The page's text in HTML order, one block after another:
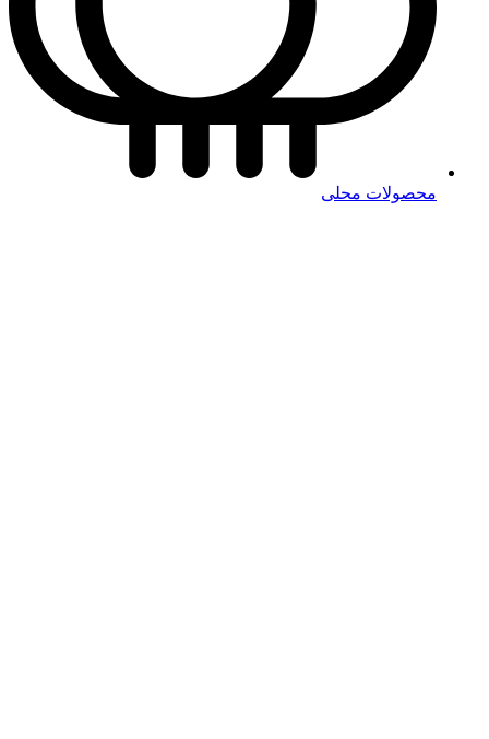
محصولات محلی